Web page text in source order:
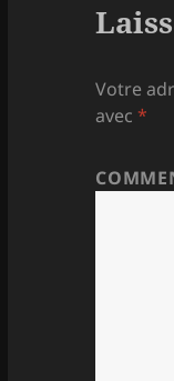
Votre
avec*